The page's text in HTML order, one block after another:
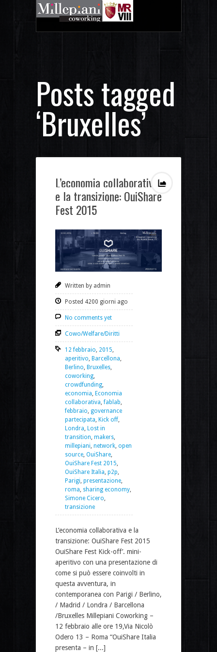
Posts tagged
‘Bruxelles’
L’economia collaborativa
e la transizione: OuiShare
Fest 2015
Written by admin
Posted 4200 giorni ago
No comments yet
Cowo/Welfare/Diritti
12 febbraio, 2015,
aperitivo, Barcellona,
Berlino, Bruxelles,
coworking,
crowdfunding,
economia, Economia
collaborativa,fablab,
febbraio, governance
partecipata, Kick off,
Londra, Lost in
transition, makers,
millepiani, network, open
source, OuiShare,
OuiShare Fest 2015,
OuiShare Italia, p2p,
Parigi, presentazione,
roma, sharing economy,
Simone Cicero,
transizione
L’economia collaborativa e la
transizione: OuiShare Fest 2015
OuiShare Fest Kick-off’. mini-
aperitivo con una presentazione di
come si può essere coinvolti in
questa avventura, in
contemporanea con Parigi / Berlino,
/ Madrid / Londra / Barcellona
/Bruxelles Millepiani Coworking –
12 febbraio alle ore 19,Via Nicolò
Odero 13 – Roma “OuiShare Italia
presenta – in [...]